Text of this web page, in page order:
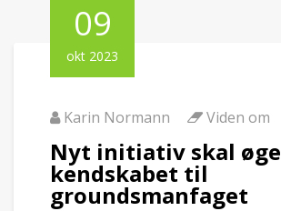
09
okt 2023
Karin Normann Viden om
Nyt initiativ skal øge
kendskabet til
groundsmanfaget